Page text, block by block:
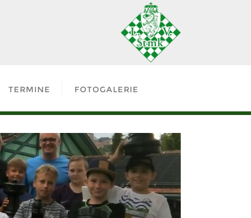
TERMINE FOTOGALERIE